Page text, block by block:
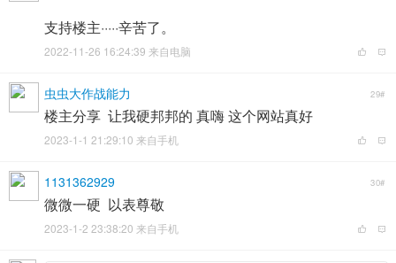
支持楼主·····辛苦了。
2022-11-26 16:24:39 来自电脑
虫虫大作战能力 29#
楼主分享 让我硬邦邦的 真嗨 这个网站真好
2023-1-1 21:29:10 来自手机
1131362929 30#
微微一硬 以表尊敬
2023-1-2 23:38:20 来自手机